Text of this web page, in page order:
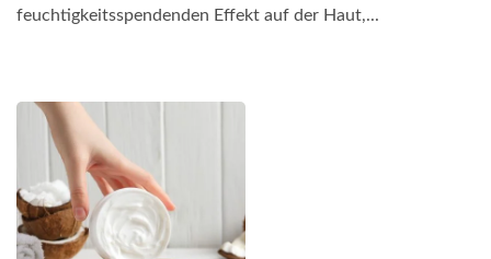
feuchtigkeitsspendenden Effekt auf der Haut,...